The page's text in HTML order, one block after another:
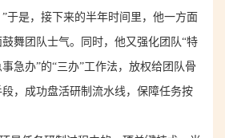
于是，接下来的半年时间里，他一方面
舞团队士气。同时，他又强化团队“特
急办”的“三办”工作法，放权给团队骨
，成功盘活研制流水线，保障任务按